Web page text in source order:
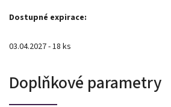
Dostupné expirace:
03.04.2027 - 18 ks
Doplňkové parametry